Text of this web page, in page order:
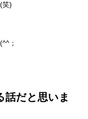
笑)
；
だと思いま